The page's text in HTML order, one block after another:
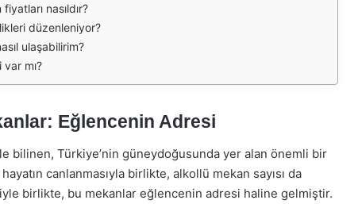
nasıldır?
düzenleniyor?
ulaşabilirim?
mı?
Eğlencenin Adresi
bilinen, Türkiye’nin güneydoğusunda yer alan önemli bir
canlanmasıyla birlikte, alkollü mekan sayısı da
birlikte, bu mekanlar eğlencenin adresi haline gelmiştir.